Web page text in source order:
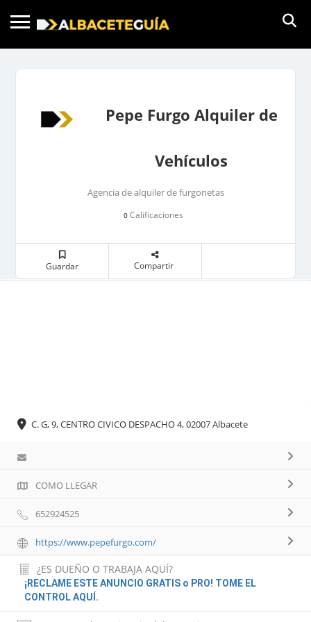
Pepe Furgo Alquiler de
Vehículos
Agencia de alquiler de furgonetas
0 Calificaciones
Guardar Compartir
C. G, 9, CENTRO CIVICO DESPACHO 4, 02007 Albacete
COMO LLEGAR
652924525
https://www.pepefurgo.com/
¿ES DUEÑO O TRABAJA AQUÍ?
¡RECLAME ESTE ANUNCIO GRATIS o PRO! TOME EL
CONTROL AQUÍ.